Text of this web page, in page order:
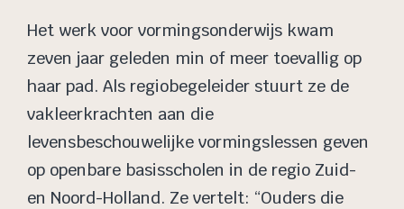
Het werk voor vormingsonderwijs kwam
zeven jaar geleden min of meer toevallig op
haar pad. Als regiobegeleider stuurt ze de
vakleerkrachten aan die
levensbeschouwelijke vormingslessen geven
op openbare basisscholen in de regio Zuid-
en Noord-Holland. Ze vertelt: “Ouders die